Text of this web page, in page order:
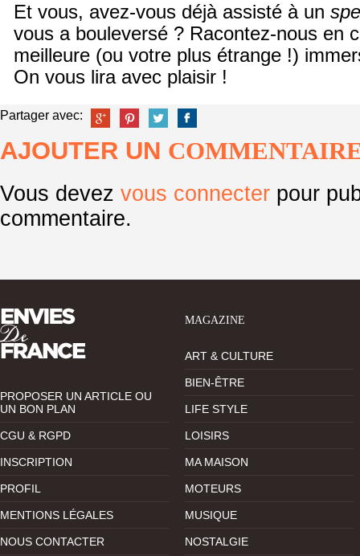
Et vous, avez-vous déjà assisté à un
vous a bouleversé ? Racontez-nous en
meilleure (ou votre plus étrange !)
On vous lira avec plaisir !
Partager avec:
AJOUTER UN
Vous devez vous connecter pour
commentaire.
PROPOSER UN ARTICLE OU
UN BON PLAN
CGU & RGPD
INSCRIPTION
PROFIL
MENTIONS LÉGALES
NOUS CONTACTER
MAGAZINE
ART & CULTURE
BIEN-ÊTRE
LIFE STYLE
LOISIRS
MA MAISON
MOTEURS
MUSIQUE
NOSTALGIE